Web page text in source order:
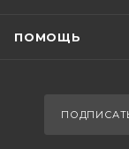
ПОМОЩЬ